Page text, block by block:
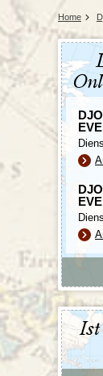
Home
Ist